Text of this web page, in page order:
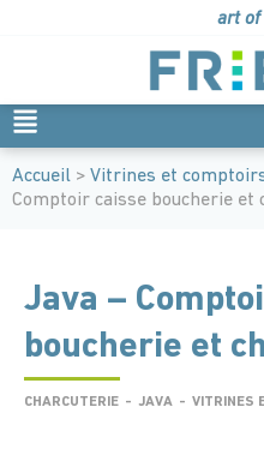
art of
Accueil > Vitrines et
Comptoir caisse boucherie et
Java –
boucherie et
CHARCUTERIE - JAVA - VITRINES